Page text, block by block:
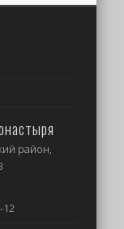
район,
12